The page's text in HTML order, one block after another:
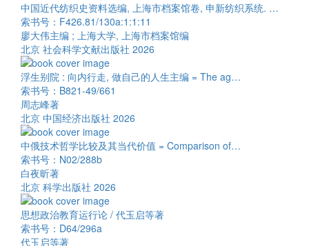
中国近代纺织史资料选编, 上海市档案馆卷, 申新纺织系统. …
索书号：F426.81/130a:1:1:11
廖大伟主编 ; 上海大学, 上海市档案馆编
北京 社会科学文献出版社 2026
浮生别院 : 向内行走, 做自己的人生主编 = The ag…
索书号：B821-49/661
周志峰著
北京 中国经济出版社 2026
中俄技术哲学比较及其当代价值 = Comparison of…
索书号：N02/288b
白夜昕著
北京 科学出版社 2026
思想政治教育运行论 / 代玉启等著
索书号：D64/296a
代玉启等著